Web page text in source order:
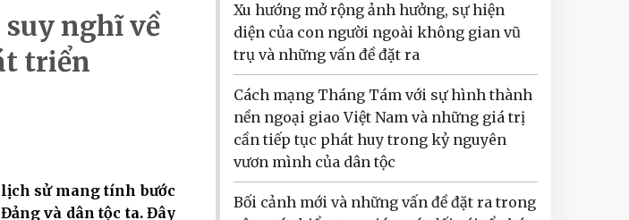
suy nghĩ về
triển
lịch sử mang tính bước
và dân tộc ta. Đây
Xu hướng mở rộng ảnh hưởng, sự hiện
diện của con người ngoài không gian vũ
trụ và những vấn đề đặt ra
Cách mạng Tháng Tám với sự hình thành
nền ngoại giao Việt Nam và những giá trị
cần tiếp tục phát huy trong kỷ nguyên
vươn mình của dân tộc
Bối cảnh mới và những vấn đề đặt ra trong